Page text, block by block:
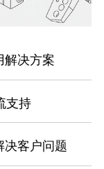
解决方案
支持
决客户问题